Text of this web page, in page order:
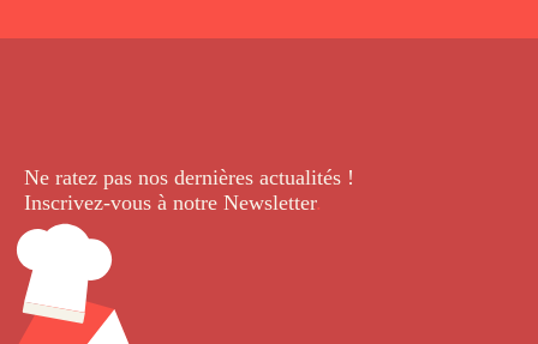
Ne ratez pas nos dernières actualités !
Inscrivez-vous à notre Newsletter.